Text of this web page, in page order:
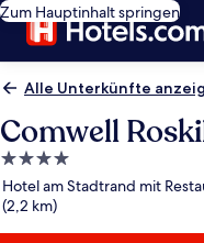
Zum Hauptinhalt springen
Alle Unterkünfte
Comwell
4.0-
Sterne-
Unterkunft
Hotel am Stadtrand mit
(2,2 km)